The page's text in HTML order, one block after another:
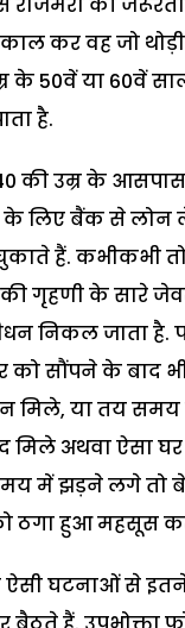
कर वह जो
के 50वें या 60वें
है.
की उम्र के आसपास
के लिए बैंक से लोन
हैं. कभीकभी
गृहणी के सारे
निकल जाता
को सौंपने के बाद
मिले, या तय समय
मिले अथवा ऐसा
में झड़ने लगे तो
ठगा हुआ महसूस
ऐसी घटनाओं से